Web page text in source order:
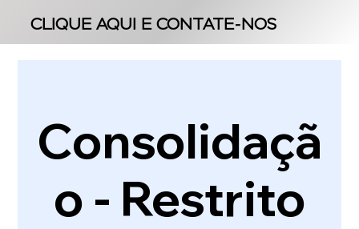
CLIQUE AQUI E CONTATE-NOS
CLIQUE AQUI E CONTATE-NOS
Consolidaçã
o - Restrito